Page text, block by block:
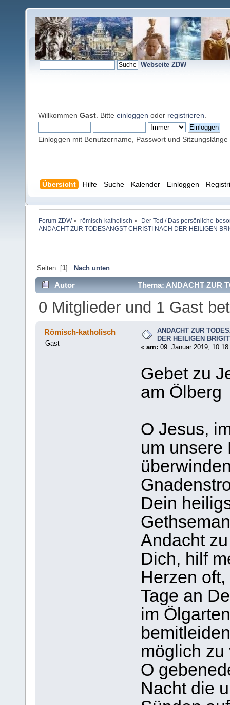
Webseite ZDW
Willkommen Gast . Bitte einloggen oder registrieren
Einloggen mit Benutzername, Passwort und Sitzungslänge
Übersicht Hilfe Suche Kalender Einloggen
Forum ZDW» römisch-katholisch »
Der Tod / Das persönliche-
ANDACHT ZUR TODESANGST CHRISTI NACH DER HEILIGEN
Seiten: [1] Nach unten
Autor
Thema: ANDACHT ZUR
SCHWEDEN (Gelesen 14810 mal)
0 Mitglieder und 1 Gast
Römisch-katholisch
Gast
ANDACHT ZUR
DER HEILIGEN
« am: 09. Januar 2019,
Gebet zu
am Ölberg
O Jesus,
um unsere
Dein
Andacht
Dich, hilf
Herzen
Tage an
im
möglich
O
Nacht die